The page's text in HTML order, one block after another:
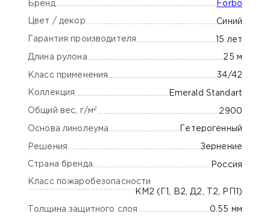
Бренд Forbo
Цвет / декор Синий
Гарантия производителя 15 лет
Длина рулона 25 м
Класс применения 34/42
Коллекция Emerald Standart
Общий вес, г/м 2 2900
Основа линолеума Гетерогенный
Решения Зернение
Страна бренда Россия
Класс пожаробезопасности
КМ2 (Г1, В2, Д2, Т2, РП1)
Толщина защитного слоя 0.55 мм